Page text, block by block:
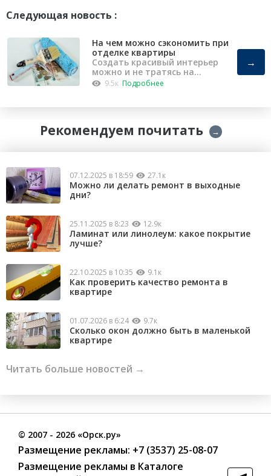
Следующая новость :
На чем можно сэкономить при
отделке квартиры
Создать красивый интерьер
можно и не тратясь на
капремонт
9.5к Подробнее
→
Рекомендуем почитать →
07.12.2025 в 18:59 27.1к
Можно ли делать ремонт в выходные
дни?
25.11.2025 в 8:23 12.9к
Ламинат или линолеум: какое покрытие
лучше?
22.10.2025 в 10:35 9.1к
Как проверить качество ремонта в
квартире
01.07.2026 в 6:24 9.7к
Сколько окон должно быть в маленькой
квартире
Читать больше новостей →
© 2007 - 2026 «Орск.ру»
Размещение рекламы: +7 (3537) 25-08-07
Размещение рекламы в Каталоге